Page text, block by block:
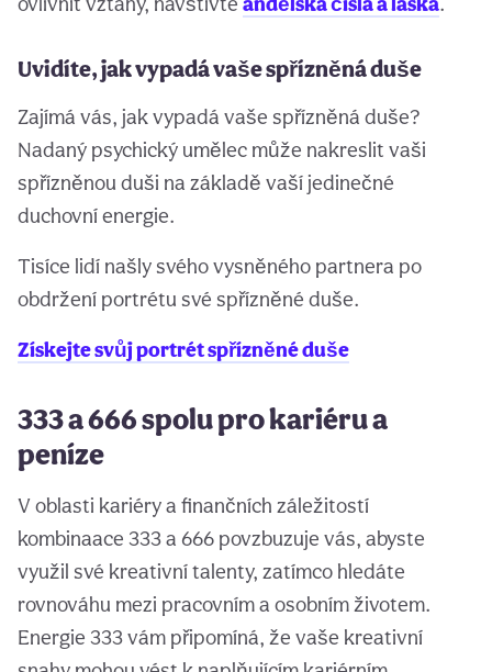
Uvidíte, jak vypadá vaše spřízněná duše
Zajímá vás, jak vypadá vaše spřízněná duše?
Nadaný psychický umělec může nakreslit vaši
spřízněnou duši na základě vaší jedinečné
duchovní energie.
Tisíce lidí našly svého vysněného partnera po
obdržení portrétu své spřízněné duše.
Získejte svůj portrét spřízněné duše
333 a 666 spolu pro kariéru a
peníze
V oblasti kariéry a finančních záležitostí
kombinaace 333 a 666 povzbuzuje vás, abyste
využil své kreativní talenty, zatímco hledáte
rovnováhu mezi pracovním a osobním životem.
Energie 333 vám připomíná, že vaše kreativní